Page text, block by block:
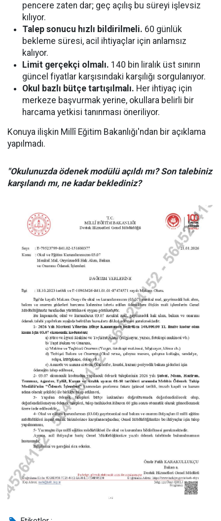
pencere zaten dar; geç açılış bu süreyi işlevsiz
kılıyor.
Talep sonucu hızlı bildirilmeli. 60 günlük
bekleme süresi, acil ihtiyaçlar için anlamsız
kalıyor.
Limit gerçekçi olmalı. 140 bin liralık üst sınırın
güncel fiyatlar karşısındaki karşılığı sorgulanıyor.
Okul bazlı bütçe tartışılmalı. Her ihtiyaç için
merkeze başvurmak yerine, okullara belirli bir
harcama yetkisi tanınması öneriliyor.
Konuya ilişkin Millî Eğitim Bakanlığı'ndan bir açıklama
yapılmadı.
"Okulunuzda ödenek modülü açıldı mı? Son talebiniz
karşılandı mı, ne kadar beklediniz?